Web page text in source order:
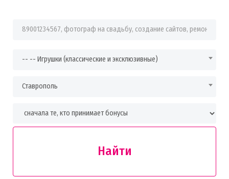
Фраза для поиска
-- -- Игрушки (классические и эксклюзивные)
Ставрополь
Найти